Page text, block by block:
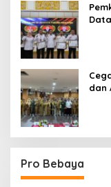
dan
Pro Bebaya